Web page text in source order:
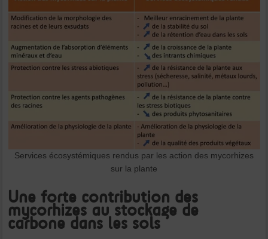
Services écosystémiques rendus par les action des mycorhizes
sur la plante
Une forte contribution des
mycorhizes au stockage de
carbone dans les sols